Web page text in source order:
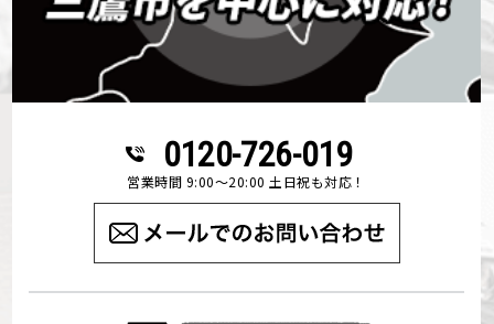
0120-726-019
営業時間 9:00～20:00 土日祝も対応！